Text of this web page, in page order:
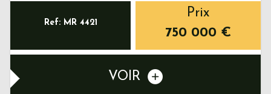
Ref: MR 4421
Prix
750 000 €
VOIR